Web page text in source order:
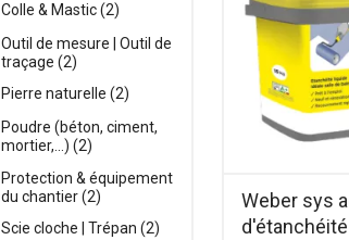
Colle & Mastic (2)
Outil de mesure | Outil de
traçage (2)
Pierre naturelle (2)
Poudre (béton, ciment,
mortier,...) (2)
Protection & équipement
du chantier (2)
Scie cloche | Trépan (2)
Weber sys